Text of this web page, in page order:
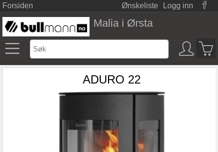
Forsiden Ønskeliste Logg inn
Malia i Ørsta
ADURO 22